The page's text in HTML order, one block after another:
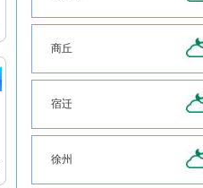
商丘
宿迁
徐州